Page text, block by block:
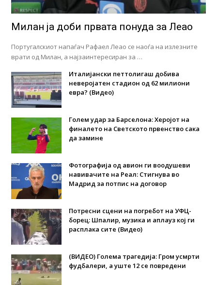
Милан ја доби првата понуда за Леао
Португалскиот напаѓач Рафаел Леао се наоѓа на излезните
врати од Милан, а најзаинтересиран за …
Италијански петтолигаш добива
неверојатен стадион од 62 милиони
евра? (Видео)
Голем удар за Барселона: Херојот на
финалето на Светското првенство сака
да замине
Фотографија од авион ги воодушеви
навивачите на Реал: Стигнува во
Мадрид за потпис на договор
Потресни сцени на погребот на УФЦ-
борец: Шпалир, музика и аплауз кој ги
расплака сите (Видео)
(ВИДЕО) Голема трагедија: Гром усмрти
фудбалери, а уште 12 се повредени